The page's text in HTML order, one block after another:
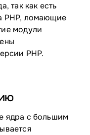
так как есть
PHP, ломающие
модули
PHP.
ядра с большим